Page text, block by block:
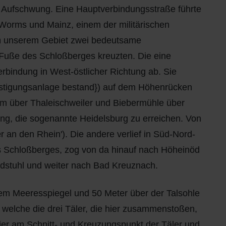
Eine Hauptverbindungsstraße führte
und Mainz, einem der militärischen
Gebiet zwei bedeutsame
des Schloßberges kreuzten. Die eine
in West-östlicher Richtung ab. Sie
bestand}) auf dem Höhenrücken
über Thaleischweiler und Biebermühle über
die sogenannte Heidelsburg zu erreichen. Von
an den Rhein'). Die andere verlief in Süd-Nord-
zog von da hinauf nach Höheinöd
und weiter nach Bad Kreuznach.
Meeresspiegel und 50 Meter über der Talsohle
die drei Täler, die hier zusammenstoßen,